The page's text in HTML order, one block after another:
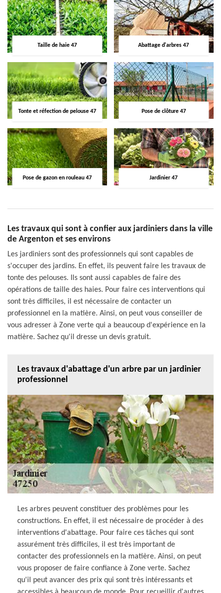
Taille de haie 47 Abattage d'arbres 47
Tonte et réfection de pelouse 47 Pose de clôture 47
Pose de gazon en rouleau 47 Jardinier 47
Les travaux qui sont à confier aux jardiniers dans la ville
de Argenton et ses environs
Les jardiniers sont des professionnels qui sont capables de
s'occuper des jardins. En effet, ils peuvent faire les travaux de
tonte des pelouses. Ils sont aussi capables de faire des
opérations de taille des haies. Pour faire ces interventions qui
sont très difficiles, il est nécessaire de contacter un
professionnel en la matière. Ainsi, on peut vous conseiller de
vous adresser à Zone verte qui a beaucoup d'expérience en la
matière. Sachez qu'il dresse un devis gratuit.
Les travaux d'abattage d'un arbre par un jardinier
professionnel
Les arbres peuvent constituer des problèmes pour les
constructions. En effet, il est nécessaire de procéder à des
interventions d'abattage. Pour faire ces tâches qui sont
assurément très difficiles, il est très important de
contacter des professionnels en la matière. Ainsi, on peut
vous proposer de faire confiance à Zone verte. Sachez
qu'il peut avancer des prix qui sont très intéressants et